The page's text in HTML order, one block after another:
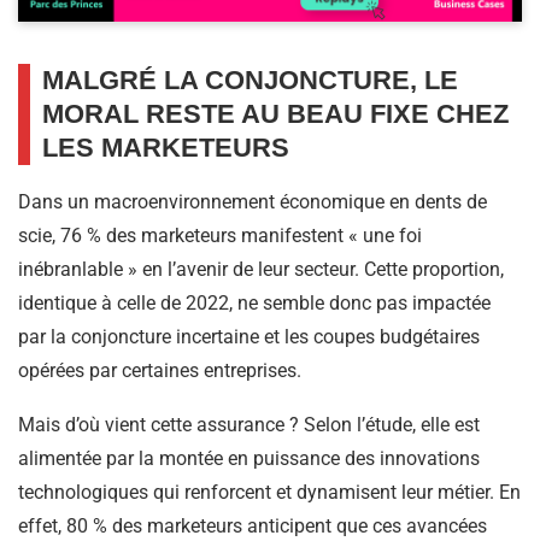
MALGRÉ LA CONJONCTURE, LE
MORAL RESTE AU BEAU FIXE CHEZ
LES MARKETEURS
Dans un macroenvironnement économique en dents de
scie, 76 % des marketeurs manifestent « une foi
inébranlable » en l’avenir de leur secteur. Cette proportion,
identique à celle de 2022, ne semble donc pas impactée
par la conjoncture incertaine et les coupes budgétaires
opérées par certaines entreprises.
Mais d’où vient cette assurance ? Selon l’étude, elle est
alimentée par la montée en puissance des innovations
technologiques qui renforcent et dynamisent leur métier. En
effet, 80 % des marketeurs anticipent que ces avancées